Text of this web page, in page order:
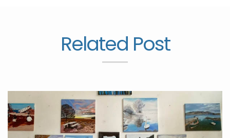
Related Post